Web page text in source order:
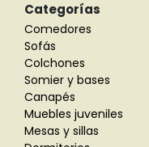
Categorías
Comedores
Sofás
Colchones
Somier y bases
Canapés
Muebles juveniles
Mesas y sillas